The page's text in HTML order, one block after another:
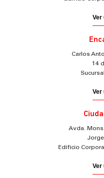
Ver
Carlos
14
Ver
Avda.
Edificio
Ver